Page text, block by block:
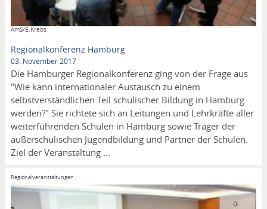
Copyright
AmS/E.Krebs
Regionalkonferenz Hamburg
03. November 2017
Die Hamburger Regionalkonferenz ging von der Frage aus
"Wie kann internationaler Austausch zu einem
selbstverständlichen Teil schulischer Bildung in Hamburg
werden?" Sie richtete sich an Leitungen und Lehrkräfte aller
weiterführenden Schulen in Hamburg sowie Träger der
außerschulischen Jugendbildung und Partner der Schulen.
Ziel der Veranstaltung ...
Regionalveranstaltungen